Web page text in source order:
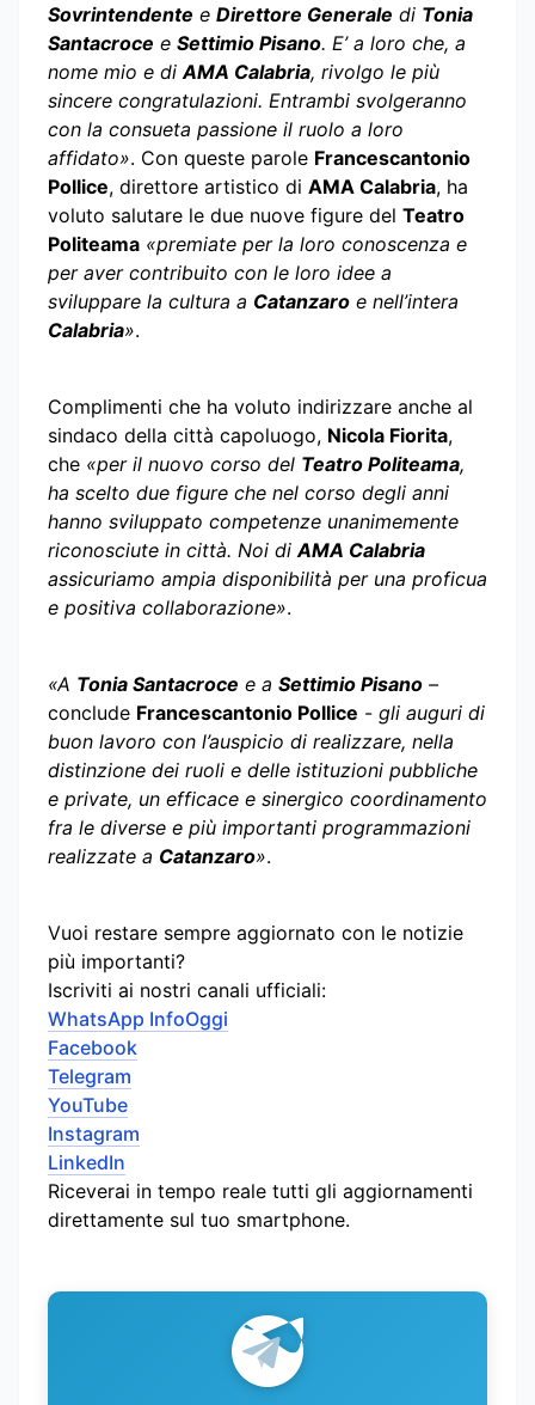
Sovrintendente e Direttore Generale di Tonia
Santacroce e Settimio Pisano. E’ a loro che, a
nome mio e di AMA Calabria, rivolgo le più
sincere congratulazioni. Entrambi svolgeranno
con la consueta passione il ruolo a loro
affidato». Con queste parole Francescantonio
Pollice, direttore artistico di AMA Calabria, ha
voluto salutare le due nuove figure del Teatro
Politeama «premiate per la loro conoscenza e
per aver contribuito con le loro idee a
sviluppare la cultura a Catanzaro e nell’intera
Calabria».
Complimenti che ha voluto indirizzare anche al
sindaco della città capoluogo, Nicola Fiorita,
che «per il nuovo corso del Teatro Politeama,
ha scelto due figure che nel corso degli anni
hanno sviluppato competenze unanimemente
riconosciute in città. Noi di AMA Calabria
assicuriamo ampia disponibilità per una proficua
e positiva collaborazione».
«A Tonia Santacroce e a Settimio Pisano –
conclude Francescantonio Pollice - gli auguri di
buon lavoro con l’auspicio di realizzare, nella
distinzione dei ruoli e delle istituzioni pubbliche
e private, un efficace e sinergico coordinamento
fra le diverse e più importanti programmazioni
realizzate a Catanzaro».
Vuoi restare sempre aggiornato con le notizie
più importanti?
Iscriviti ai nostri canali ufficiali:
WhatsApp InfoOggi
Facebook
Telegram
YouTube
Instagram
LinkedIn
Riceverai in tempo reale tutti gli aggiornamenti
direttamente sul tuo smartphone.